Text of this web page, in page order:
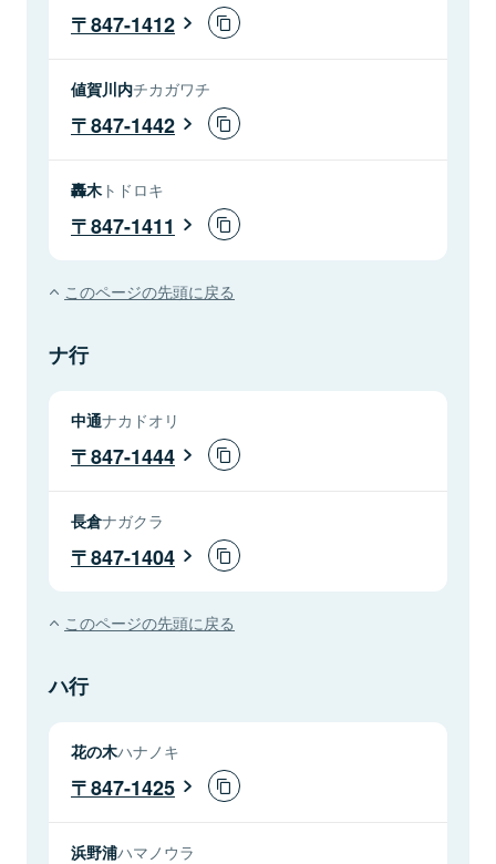
847-1412
値賀川内チカガワチ
847-1442
轟木トドロキ
847-1411
このページの先頭に戻る
ナ行
中通ナカドオリ
847-1444
長倉ナガクラ
847-1404
このページの先頭に戻る
ハ行
花の木ハナノキ
847-1425
浜野浦ハマノウラ